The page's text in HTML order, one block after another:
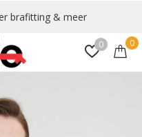
0 0
brafitting & meer